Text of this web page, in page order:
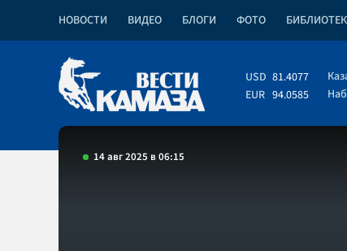
НОВОСТИ ВИДЕО БЛОГИ ФОТО
USD 81.4077
EUR 94.0585
14 авг 2025 в 06:15